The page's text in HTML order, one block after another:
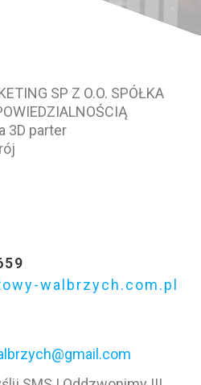
SP Z O.O. SPÓŁKA
3D parter
walbrzych.com.pl